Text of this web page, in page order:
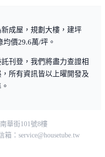
成屋，規劃大樓，建坪
價29.6萬/坪。
刊登，我們將盡力查證相
所有資訊皆以上曜開發及
華街101號8樓
箱： service@housetube.tw